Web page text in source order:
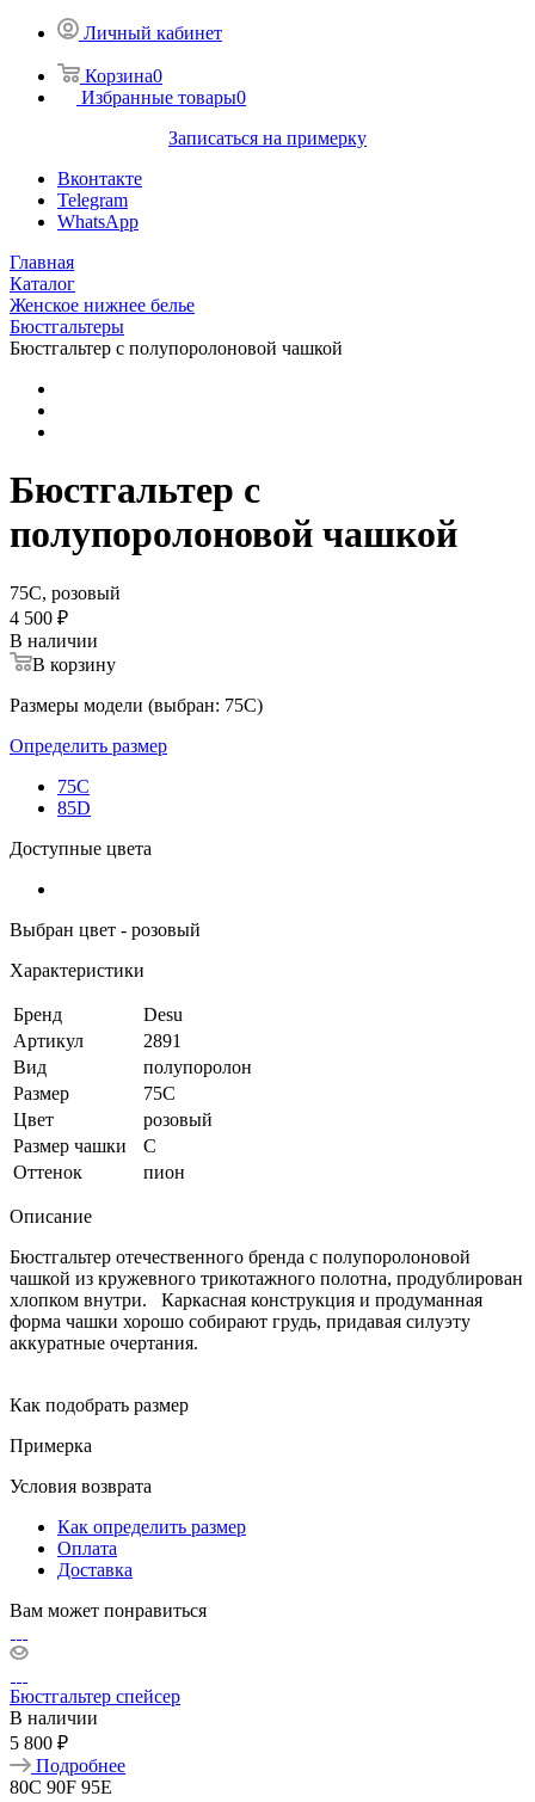
Личный кабинет
Корзина0
Избранные товары0
Записаться на примерку
Вконтакте
Telegram
WhatsApp
Главная
Каталог
Женское нижнее белье
Бюстгальтеры
Бюстгальтер с полупоролоновой чашкой
Бюстгальтер с
полупоролоновой чашкой
75C, розовый
4 500 ₽
В наличии
В корзину
Размеры модели (выбран: 75C)
Определить размер
75C
85D
Доступные цвета
Выбран цвет - розовый
Характеристики
Бренд
Desu
Артикул
2891
Вид
полупоролон
Размер
75C
Цвет
розовый
Размер чашки
C
Оттенок
пион
Описание
Бюстгальтер отечественного бренда с полупоролоновой
чашкой из кружевного трикотажного полотна, продублирован
хлопком внутри. Каркасная конструкция и продуманная
форма чашки хорошо собирают грудь, придавая силуэту
аккуратные очертания.
Как подобрать размер
Примерка
Условия возврата
Как определить размер
Оплата
Доставка
Вам может понравиться
Бюстгальтер спейсер
В наличии
5 800 ₽
Подробнее
80C 90F 95E